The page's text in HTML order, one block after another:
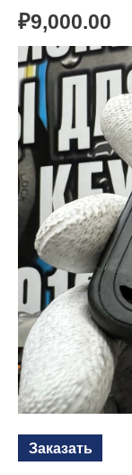
₽9,000.00
Заказать